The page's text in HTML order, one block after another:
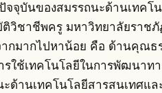
ของสมรรถนะด้านเทคโนโ
วิชาชีพครู มหาวิทยาลัยราชภั
ากมากไปหาน้อย คือ ด้านคุณ
รใช้เทคโนโลยีในการพัฒนาท
ะด้านเทคโนโลยีสารสนเทศแ